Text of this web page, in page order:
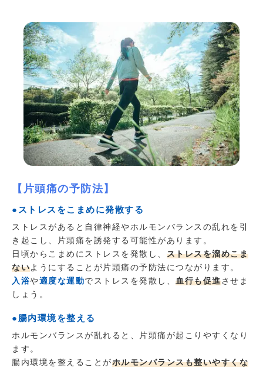
【片頭痛の予防法】
●ストレスをこまめに発散する
ストレスがあると自律神経やホルモンバランスの乱れを引
き起こし、片頭痛を誘発する可能性があります。
日頃からこまめにストレスを発散し、 ストレスを溜めこま
ないようにすることが片頭痛の予防法につながります。
入浴や適度な運動でストレスを発散し、 血行も促進させま
しょう。
●腸内環境を整える
ホルモンバランスが乱れると、片頭痛が起こりやすくなり
ます。
腸内環境を整えることがホルモンバランスも整いやすくな